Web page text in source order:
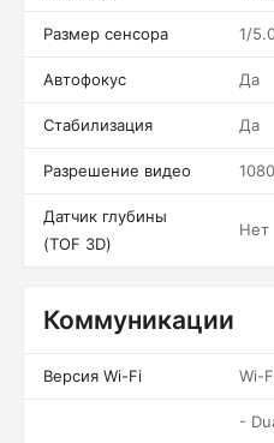
Размер сенсора 1/
Автофокус Да
Стабилизация Да
Разрешение видео
Датчик глубины
(TOF 3D)
Нет
Коммуникации
Версия Wi-Fi Wi-
-